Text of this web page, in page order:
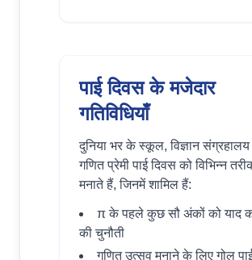
पाई दिवस के मजेदार
गतिविधियाँ
दुनिया भर के स्कूल, विज्ञान
गणित प्रेमी पाई दिवस को विभिन्न
मनाते हैं, जिनमें शामिल हैं:
π के पहले कुछ सौ अंकों को याद
की चुनौती
गणित उत्सव मनाने के लिए गोल